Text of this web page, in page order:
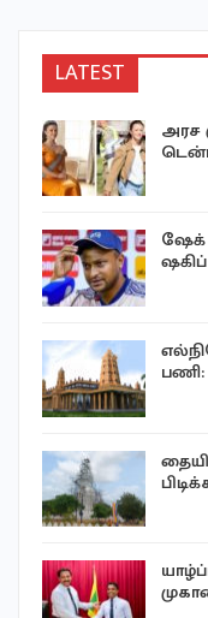
LATEST
அரச
ஷேக்
பணி: